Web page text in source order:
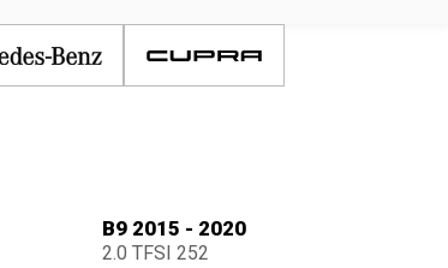
B9 2015 - 2020
2.0 TFSI 252